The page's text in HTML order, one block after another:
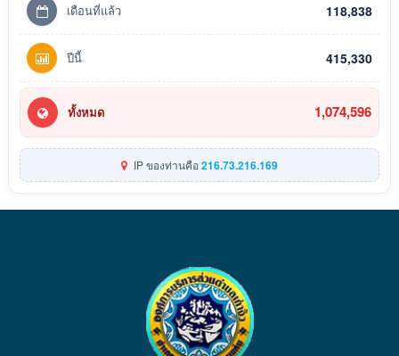
เดือนที่แล้ว 118,838
ปีนี้ 415,330
ทั้งหมด 1,074,596
IP ของท่านคือ216.73.216.169